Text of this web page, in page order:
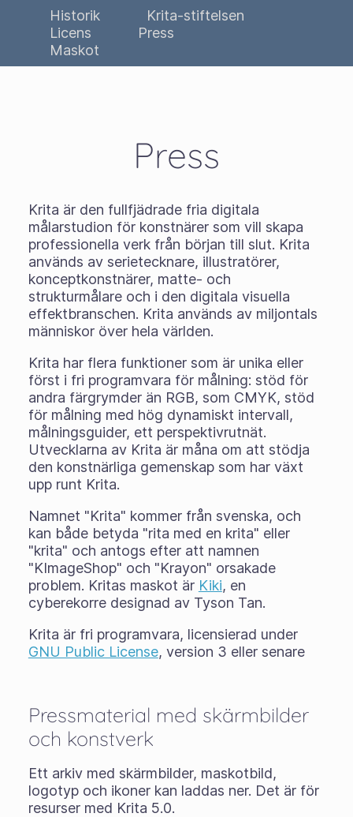
Historik
Krita-stiftelsen
Licens
Press
Maskot
Press
Krita är den fullfjädrade fria digitala
målarstudion för konstnärer som vill skapa
professionella verk från början till slut. Krita
används av serietecknare, illustratörer,
konceptkonstnärer, matte- och
strukturmålare och i den digitala visuella
effektbranschen. Krita används av miljontals
människor över hela världen.
Krita har flera funktioner som är unika eller
först i fri programvara för målning: stöd för
andra färgrymder än RGB, som CMYK, stöd
för målning med hög dynamiskt intervall,
målningsguider, ett perspektivrutnät.
Utvecklarna av Krita är måna om att stödja
den konstnärliga gemenskap som har växt
upp runt Krita.
Namnet "Krita" kommer från svenska, och
kan både betyda "rita med en krita" eller
"krita" och antogs efter att namnen
"KImageShop" och "Krayon" orsakade
problem. Kritas maskot är Kiki, en
cyberekorre designad av Tyson Tan.
Krita är fri programvara, licensierad under
GNU Public License, version 3 eller senare
Pressmaterial med skärmbilder
och konstverk
Ett arkiv med skärmbilder, maskotbild,
logotyp och ikoner kan laddas ner. Det är för
resurser med Krita 5.0.